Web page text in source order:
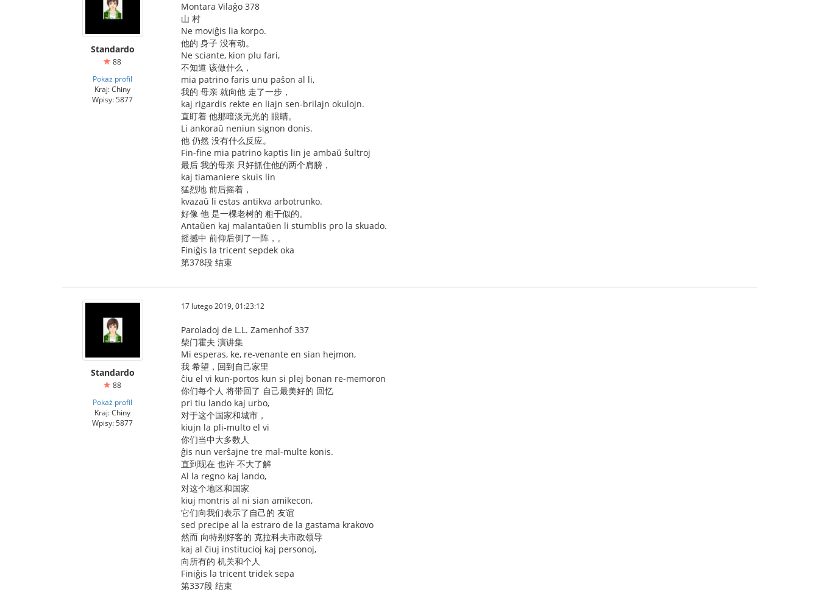
Standardo
88
Pokaż profil
Kraj: Chiny
Wpisy: 5877
Montara Vilaĝo 378
山 村
Ne moviĝis lia korpo.
他的 身子 没有动。
Ne sciante, kion plu fari,
不知道 该做什么，
mia patrino faris unu paŝon al li,
我的 母亲 就向他 走了一步，
kaj rigardis rekte en liajn sen-brilajn okulojn.
直盯着 他那暗淡无光的 眼睛。
Li ankoraŭ neniun signon donis.
他 仍然 没有什么反应。
Fin-fine mia patrino kaptis lin je ambaŭ ŝultroj
最后 我的母亲 只好抓住他的两个肩膀，
kaj tiamaniere skuis lin
猛烈地 前后摇着，
kvazaŭ li estas antikva arbotrunko.
好像 他 是一棵老树的 粗干似的。
Antaŭen kaj malantaŭen li stumblis pro la skuado.
摇撼中 前仰后倒了一阵，。
Finiĝis la tricent sepdek oka
第378段 结束
Standardo
88
Pokaż profil
Kraj: Chiny
Wpisy: 5877
17 lutego 2019, 01:23:12
Paroladoj de L.L. Zamenhof 337
柴门霍夫 演讲集
Mi esperas, ke, re-venante en sian hejmon,
我 希望，回到自己家里
ĉiu el vi kun-portos kun si plej bonan re-memoron
你们每个人 将带回了 自己最美好的 回忆
pri tiu lando kaj urbo,
对于这个国家和城市，
kiujn la pli-multo el vi
你们当中大多数人
ĝis nun verŝajne tre mal-multe konis.
直到现在 也许 不大了解
Al la regno kaj lando,
对这个地区和国家
kiuj montris al ni sian amikecon,
它们向我们表示了自己的 友谊
sed precipe al la estraro de la gastama krakovo
然而 向特别好客的 克拉科夫市政领导
kaj al ĉiuj institucioj kaj personoj,
向所有的 机关和个人
Finiĝis la tricent tridek sepa
第337段 结束